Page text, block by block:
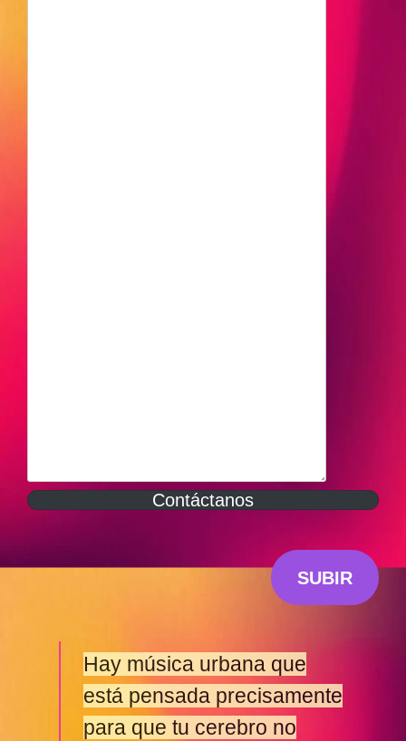
Contáctanos
SUBIR
Hay música urbana que
está pensada precisamente
para que tu cerebro no